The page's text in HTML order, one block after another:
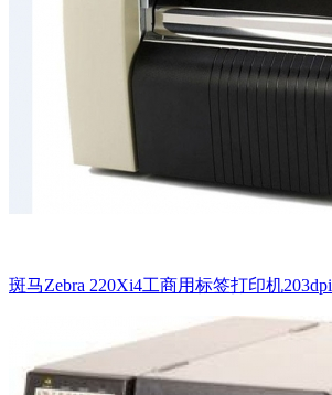
斑马Zebra 220Xi4工商用标签打印机203dpi